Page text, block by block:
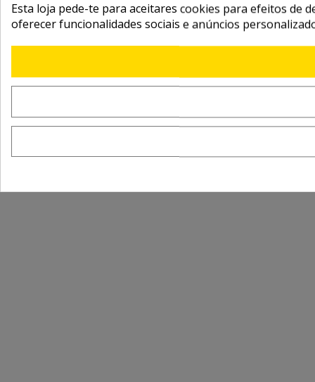
Esta loja pede-te para aceitares cookies para efeitos de
oferecer funcionalidades sociais e anúncios